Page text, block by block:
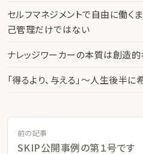
セルフマネジメントで自由に働く
己管理だけではない
ナレッジワーカーの本質は創造
「得るより、与える」〜人生後半
前の記事
SKIP公開事例の第１号です